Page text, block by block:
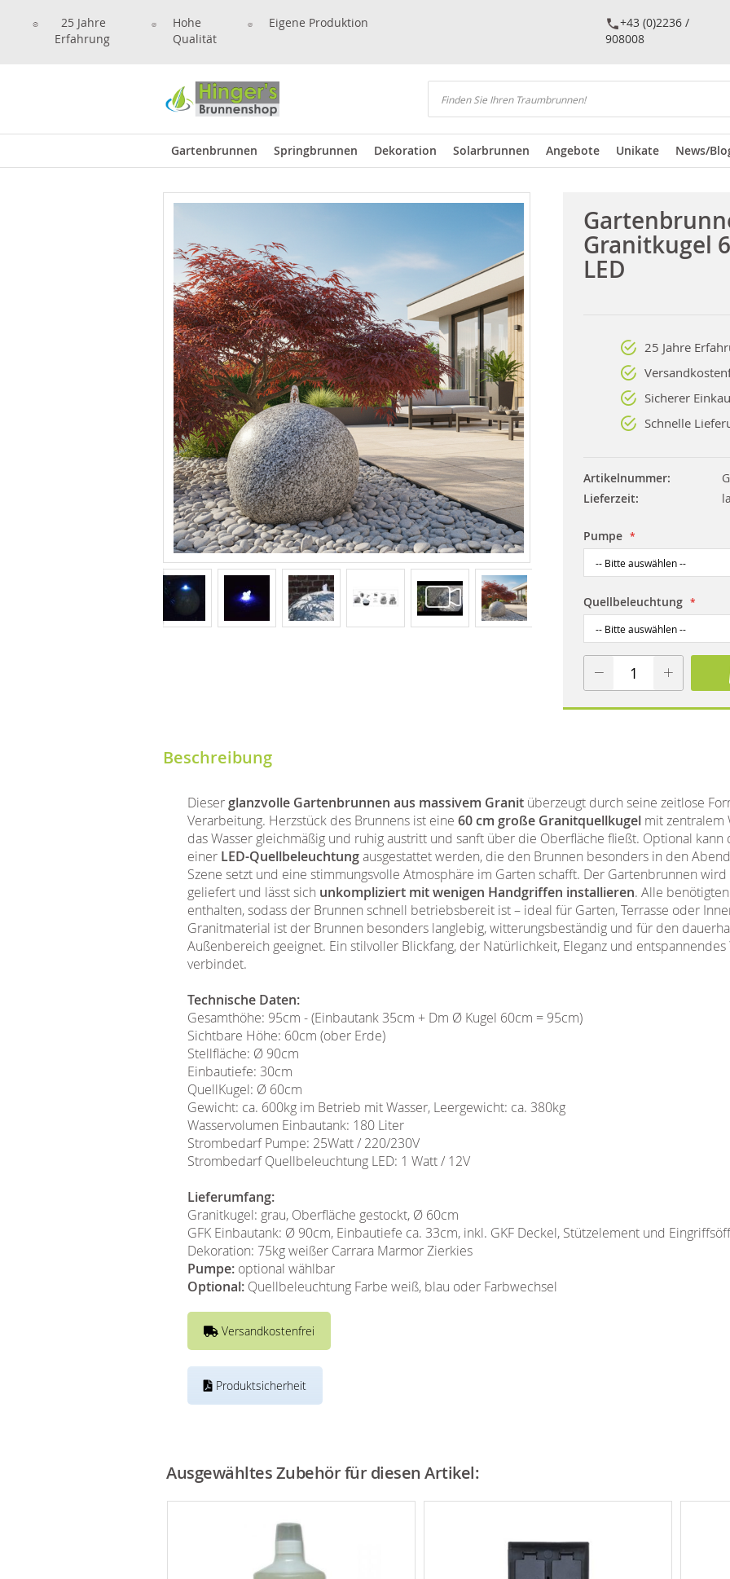
25 Jahre
Erfahrung
Hohe
Qualität
Eigene Produktion
+43 (0)2236 /
908008
Suchen
Gartenbrunnen Springbrunnen Dekoration Solarbrunnen Angebote Unikate News/
Granitkugel
LED
25 Jahre
Sicherer
Schnelle
Artikelnummer
Lieferzeit
Pumpe
Quellbeleuchtung
Beschreibung
Dieser glanzvolle Gartenbrunnen aus massivem Granit überzeugt durch seine zeitlose
Verarbeitung. Herzstück des Brunnens ist eine 60 cm große Granitquellkugel mit zentralem
das Wasser gleichmäßig und ruhig austritt und sanft über die Oberfläche fließt. Optional kann
einer LED-Quellbeleuchtungausgestattet werden, die den Brunnen besonders in den
Szene setzt und eine stimmungsvolle Atmosphäre im Garten schafft. Der Gartenbrunnen wird
geliefert und lässt sich unkompliziert mit wenigen Handgriffen installieren. Alle
enthalten, sodass der Brunnen schnell betriebsbereit ist – ideal für Garten, Terrasse oder
Granitmaterial ist der Brunnen besonders langlebig, witterungsbeständig und für den
Außenbereich geeignet. Ein stilvoller Blickfang, der Natürlichkeit, Eleganz und
verbindet.
Technische Daten:
Gesamthöhe: 95cm - (Einbautank 35cm + Dm Ø Kugel 60cm = 95cm)
Sichtbare Höhe: 60cm (ober Erde)
Stellfläche: Ø 90cm
Einbautiefe: 30cm
QuellKugel: Ø 60cm
Gewicht: ca. 600kg im Betrieb mit Wasser, Leergewicht: ca. 380kg
Wasservolumen Einbautank: 180 Liter
Strombedarf Pumpe: 25Watt / 220/230V
Strombedarf Quellbeleuchtung LED: 1 Watt / 12V
Lieferumfang:
Granitkugel: grau, Oberfläche gestockt, Ø 60cm
GFK Einbautank: Ø 90cm, Einbautiefe ca. 33cm, inkl. GKF Deckel, Stützelement und
Dekoration: 75kg weißer Carrara Marmor Zierkies
Pumpe: optional wählbar
Optional: Quellbeleuchtung Farbe weiß, blau oder Farbwechsel
Versandkostenfrei
Produktsicherheit
Ausgewähltes Zubehör für diesen Artikel: